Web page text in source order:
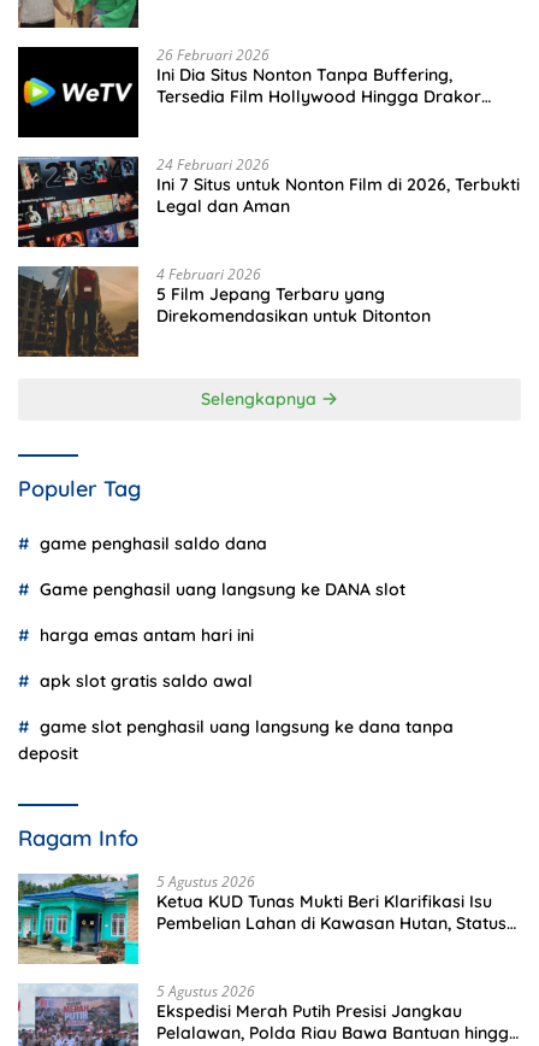
26 Februari 2026
Ini Dia Situs Nonton Tanpa Buffering,
Tersedia Film Hollywood Hingga Drakor
24 Februari 2026
Ini 7 Situs untuk Nonton Film di 2026, Terbukti
Legal dan Aman
4 Februari 2026
5 Film Jepang Terbaru yang
Direkomendasikan untuk Ditonton
Selengkapnya
Populer Tag
game penghasil saldo dana
Game penghasil uang langsung ke DANA slot
harga emas antam hari ini
apk slot gratis saldo awal
game slot penghasil uang langsung ke dana tanpa
deposit
Ragam Info
5 Agustus 2026
Ketua KUD Tunas Mukti Beri Klarifikasi Isu
Pembelian Lahan di Kawasan Hutan, Status
5 Agustus 2026
Ekspedisi Merah Putih Presisi Jangkau
Pelalawan, Polda Riau Bawa Bantuan hingga